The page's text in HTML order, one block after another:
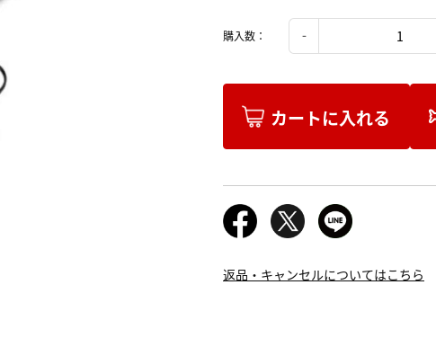
購入数：
カートに入れる
返品・キャンセルについてはこちら